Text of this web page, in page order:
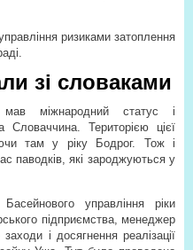
ризиками затоплення
зі словаками
мав міжнародний статус і
Територією цієї
там у ріку Бодрог. Тож і
паводків, які зароджуються у
управління ріки
підприємства, менеджер
і досягнення реалізації